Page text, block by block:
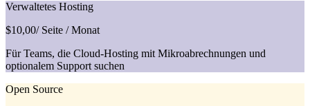
Verwaltetes Hosting
$10,00/ Seite / Monat
Für Teams, die Cloud-Hosting mit Mikroabrechnungen und
optionalem Support suchen
Open Source